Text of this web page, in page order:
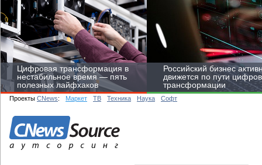
Цифровая трансформация в
нестабильное время — пять
полезных лайфхаков
Российский бизнес
движется по пути
трансформации
Проекты CNews: Маркет ТВ Техника Наука Софт